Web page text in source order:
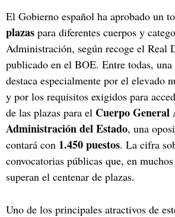
El Gobierno español ha aprobado un
plazas para diferentes cuerpos y
Administración, según recoge el Real
publicado en el BOE. Entre todas, una
destaca especialmente por el elevado
y por los requisitos exigidos para
de las plazas para el Cuerpo
Administración del Estado, una
contará con 1.450 puestos. La cifra
convocatorias públicas que, en muchos
superan el centenar de plazas.
Uno de los principales atractivos de